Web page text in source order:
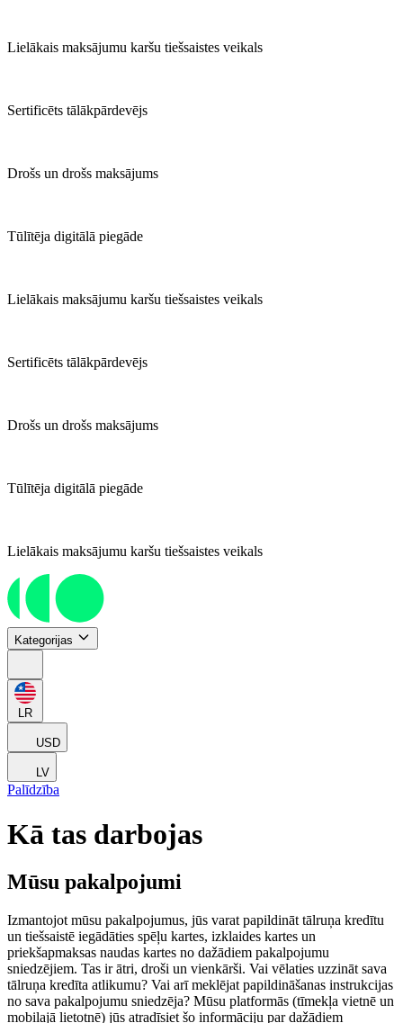
Lielākais maksājumu karšu tiešsaistes veikals
Sertificēts tālākpārdevējs
Drošs un drošs maksājums
Tūlītēja digitālā piegāde
Lielākais maksājumu karšu tiešsaistes veikals
Sertificēts tālākpārdevējs
Drošs un drošs maksājums
Tūlītēja digitālā piegāde
Lielākais maksājumu karšu tiešsaistes veikals
Kategorijas
LR
USD
LV
Palīdzība
Kā tas darbojas
Mūsu pakalpojumi
Izmantojot mūsu pakalpojumus, jūs varat papildināt tālruņa kredītu
un tiešsaistē iegādāties spēļu kartes, izklaides kartes un
priekšapmaksas naudas kartes no dažādiem pakalpojumu
sniedzējiem. Tas ir ātri, droši un vienkārši. Vai vēlaties uzzināt sava
tālruņa kredīta atlikumu? Vai arī meklējat papildināšanas instrukcijas
no sava pakalpojumu sniedzēja? Mūsu platformās (tīmekļa vietnē un
mobilajā lietotnē) jūs atradīsiet šo informāciju par dažādiem